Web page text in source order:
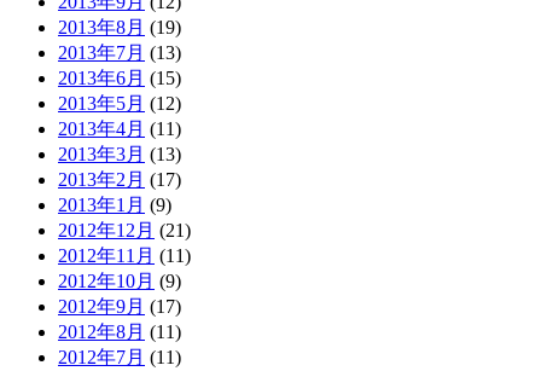
2013年8月 (19)
2013年7月 (13)
2013年6月 (15)
2013年5月 (12)
2013年4月 (11)
2013年3月 (13)
2013年2月 (17)
2013年1月 (9)
2012年12月 (21)
2012年11月 (11)
2012年10月 (9)
2012年9月 (17)
2012年8月 (11)
2012年7月 (11)